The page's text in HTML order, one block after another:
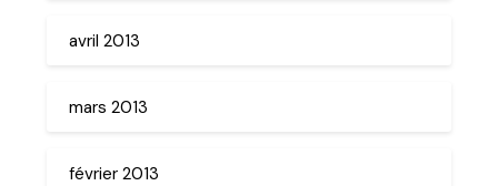
avril 2013
mars 2013
février 2013